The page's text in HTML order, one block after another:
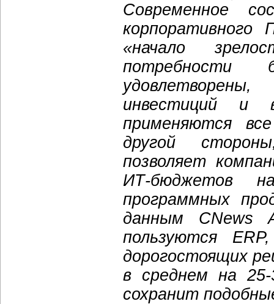
Современное
корпоративного
«начало
потребности
инвестиций и
применяются
другой
позволяет
ИТ-бюджетов
программных
данным CNews
пользуются
дорогостоящих
в среднем на
сохранит